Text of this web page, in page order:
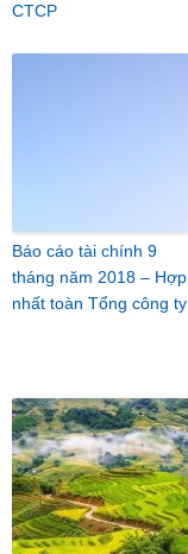
CTCP
Báo cáo tài chính 9
tháng năm 2018 – Hợp
nhất toàn Tổng công ty